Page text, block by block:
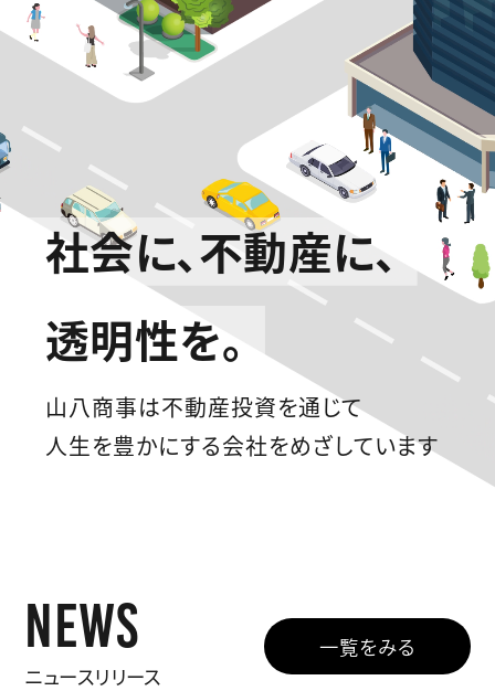
社会に、不動産に、
透明性を。
山八商事は不動産投資を通じて
人生を豊かにする会社をめざしています
NEWS
ニュースリリース
一覧をみる